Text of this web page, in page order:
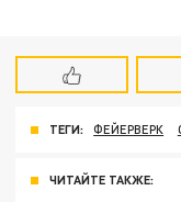
ТЕГИ: ФЕЙЕРВЕРК
ЧИТАЙТЕ ТАКЖЕ: